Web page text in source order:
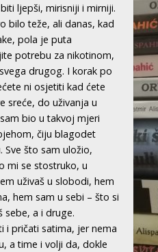
ljepši, mirisniji i mirniji.
bilo teže, ali danas, kad
pola je puta
potrebu za nikotinom,
drugog. I korak po
ni osjetiti kad ćete
sreće, do uživanja u
bio u takvoj mjeri
čiju blagodet
Sve što sam uložio,
mi se stostruko, u
uživaš u slobodi, hem
hem sam u sebi – što si
sebe, a i druge.
i pričati satima, jer nema
a time i volji da, dokle